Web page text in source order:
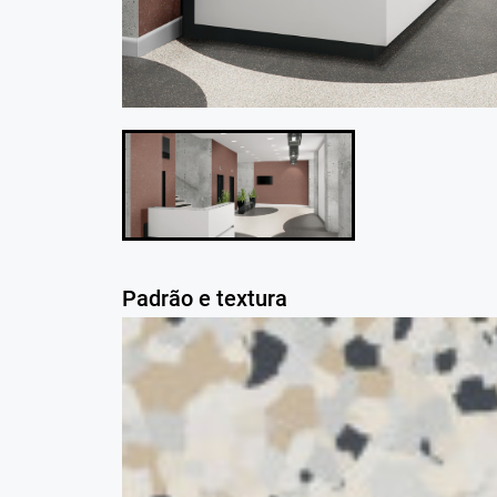
Padrão e textura